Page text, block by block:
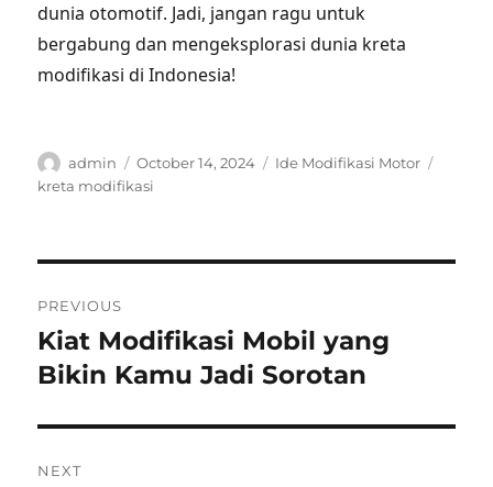
dunia otomotif. Jadi, jangan ragu untuk
bergabung dan mengeksplorasi dunia kreta
modifikasi di Indonesia!
Author
admin
Posted
on
October 14, 2024 Categories
Ide Modifikasi Motor
kreta modifikasi
navigation
PREVIOUS
Previous
post:
Kiat Modifikasi Mobil yang
Bikin Kamu Jadi Sorotan
NEXT